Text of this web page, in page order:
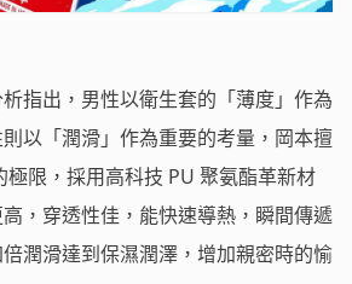
指出，男性以衛生套的「薄度」作為
以「潤滑」作為重要的考量，岡本擅
極限，採用高科技 PU 聚氨酯革新材
，穿透性佳，能快速導熱，瞬間傳遞
潤滑達到保濕潤澤，增加親密時的愉